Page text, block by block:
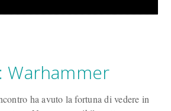
Warhammer
ha avuto la fortuna di vedere in